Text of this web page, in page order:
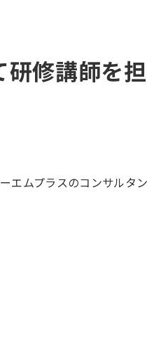
研修講師を
エムプラスのコンサルタ